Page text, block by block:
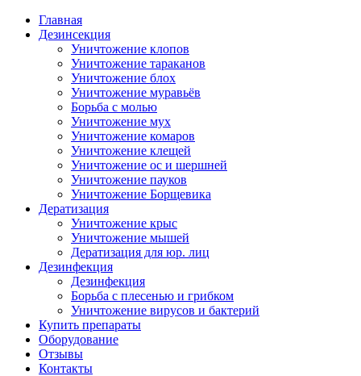
Главная
Дезинсекция
Уничтожение клопов
Уничтожение тараканов
Уничтожение блох
Уничтожение муравьёв
Борьба с молью
Уничтожение мух
Уничтожение комаров
Уничтожение клещей
Уничтожение ос и шершней
Уничтожение пауков
Уничтожение Борщевика
Дератизация
Уничтожение крыс
Уничтожение мышей
Дератизация для юр. лиц
Дезинфекция
Дезинфекция
Борьба с плесенью и грибком
Уничтожение вирусов и бактерий
Купить препараты
Оборудование
Отзывы
Контакты